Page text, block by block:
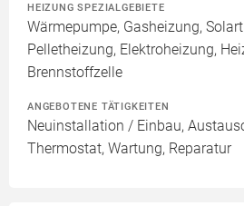
HEIZUNG SPEZIALGEBIETE
Wärmepumpe, Gasheizung,
Pelletheizung, Elektroheizung,
Brennstoffzelle
ANGEBOTENE TÄTIGKEITEN
Neuinstallation / Einbau,
Thermostat, Wartung, Reparatur